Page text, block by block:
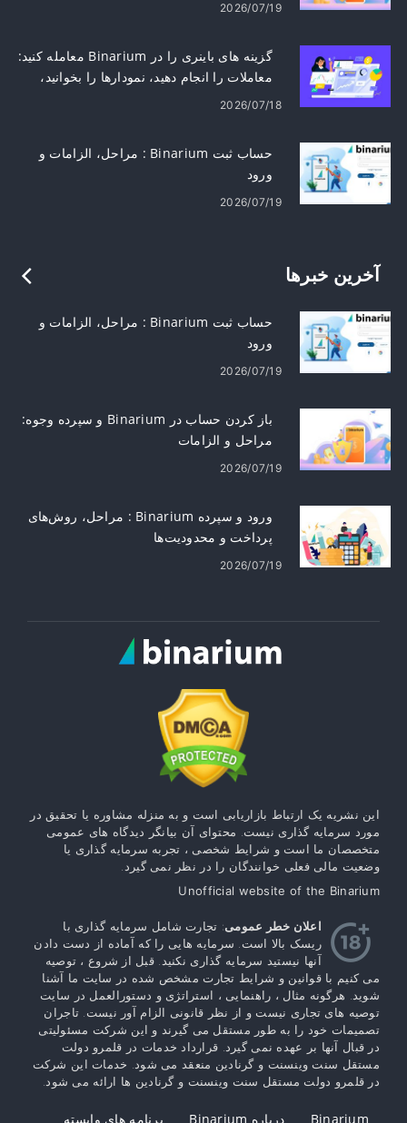
2026/07/19
گزینه های باینری را در Binarium معامله کنید:
معاملات را انجام دهید، نمودارها را بخوانید،
ریسک را مدیریت کنید
2026/07/18
حساب ثبت Binarium : مراحل، الزامات و
ورود
2026/07/19
آخرین خبرها
حساب ثبت Binarium : مراحل، الزامات و
ورود
2026/07/19
باز کردن حساب در Binarium و سپرده وجوه:
مراحل و الزامات
2026/07/19
ورود و سپرده Binarium : مراحل، روش‌های
پرداخت و محدودیت‌ها
2026/07/19
این نشریه یک ارتباط بازاریابی است و به منزله مشاوره یا تحقیق در
مورد سرمایه گذاری نیست. محتوای آن بیانگر دیدگاه های عمومی
متخصصان ما است و شرایط شخصی ، تجربه سرمایه گذاری یا
وضعیت مالی فعلی خوانندگان را در نظر نمی گیرد.
Unofficial website of the Binarium
اعلان خطر عمومی: تجارت شامل سرمایه گذاری با
ریسک بالا است. سرمایه هایی را که آماده از دست دادن
آنها نیستید سرمایه گذاری نکنید. قبل از شروع ، توصیه
می کنیم با قوانین و شرایط تجارت مشخص شده در سایت ما آشنا
شوید. هرگونه مثال ، راهنمایی ، استراتژی و دستورالعمل در سایت
توصیه های تجاری نیست و از نظر قانونی الزام آور نیست. تاجران
تصمیمات خود را به طور مستقل می گیرند و این شرکت مسئولیتی
در قبال آنها بر عهده نمی گیرد. قرارداد خدمات در قلمرو دولت
مستقل سنت وینسنت و گرنادین منعقد می شود. خدمات این شرکت
در قلمرو دولت مستقل سنت وینسنت و گرنادین ها ارائه می شود.
Binarium درباره Binarium برنامه های وابسته